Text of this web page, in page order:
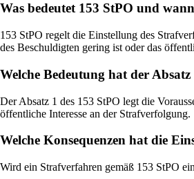
Was bedeutet 153 StPO und
153 StPO regelt die Einstellung des
des Beschuldigten gering ist oder das
Welche Bedeutung hat der
Der Absatz 1 des 153 StPO legt die
öffentliche Interesse an der Strafverfolgung.
Welche Konsequenzen hat die
Wird ein Strafverfahren gemäß 153 StPO